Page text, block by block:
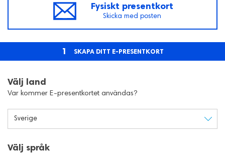
Fysiskt presentkort
Skicka med posten
1 SKAPA DITT E-PRESENTKORT
Välj land
Var kommer E-presentkortet användas?
Sverige
Välj språk